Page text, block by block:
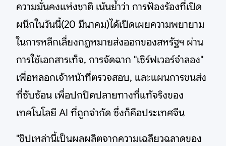
ความมั่นคงแห่งชาติ เน้นย้ำว่า การฟ้องร้องที่เปิด
ผนึกในวันนี้(20 มีนาคม)ได้เปิดเผยความพยายาม
ในการหลีกเลี่ยงกฎหมายส่งออกของสหรัฐฯ ผ่าน
การใช้เอกสารเท็จ, การจัดฉาก "เซิร์ฟเวอร์จำลอง"
เพื่อหลอกเจ้าหน้าที่ตรวจสอบ, และแผนการขนส่ง
ที่ซับซ้อน เพื่อปกปิดปลายทางที่แท้จริงของ
เทคโนโลยี AI ที่ถูกจำกัด ซึ่งก็คือประเทศจีน
"ชิปเหล่านี้เป็นผลผลิตจากความเฉลียวฉลาดของ